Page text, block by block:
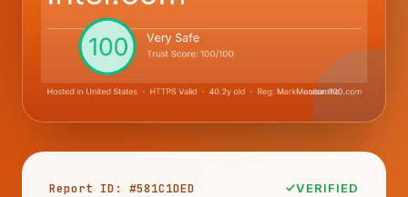
Report ID: #581C1DED VERIFIED